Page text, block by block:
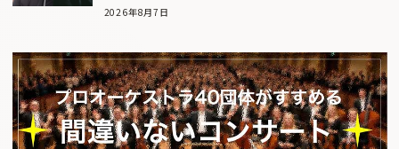
2026年8月7日